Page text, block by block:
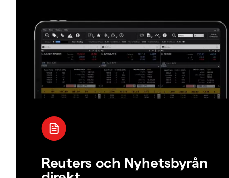
Reuters och Nyhetsbyrån